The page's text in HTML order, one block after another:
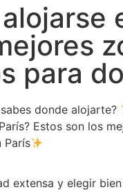
para
donde alojarte?
Estos son los
París
extensa y elegir